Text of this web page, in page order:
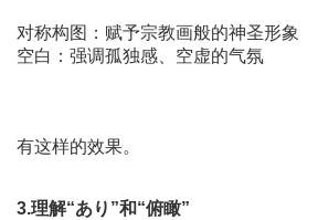
对称构图：赋予宗教画般的神圣形象
空白：强调孤独感、空虚的气氛
有这样的效果。
3.理解“あり”和“俯瞰”